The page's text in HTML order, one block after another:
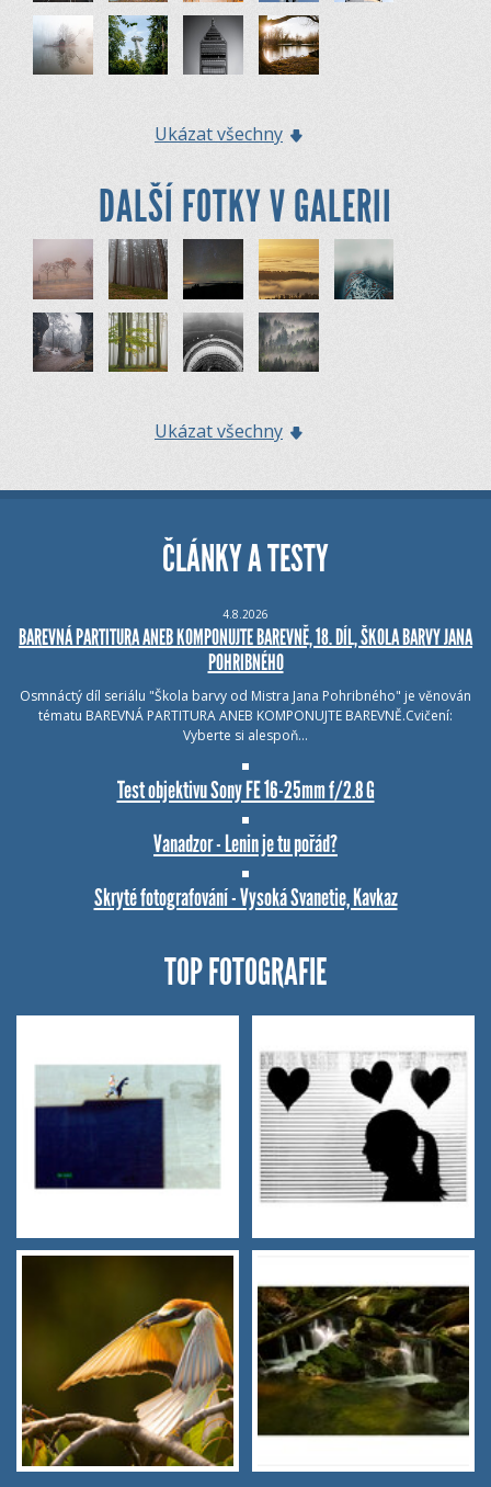
Ukázat všechny
DALŠÍ FOTKY V GALERII
Ukázat všechny
ČLÁNKY A TESTY
4.8.2026
BAREVNÁ PARTITURA ANEB KOMPONUJTE BAREVNĚ, 18. DÍL, ŠKOLA BARVY JANA
POHRIBNÉHO
Osmnáctý díl seriálu "Škola barvy od Mistra Jana Pohribného" je věnován
tématu BAREVNÁ PARTITURA ANEB KOMPONUJTE BAREVNĚ.Cvičení:
Vyberte si alespoň…
Test objektivu Sony FE 16-25mm f/2.8 G
Vanadzor - Lenin je tu pořád?
Skryté fotografování - Vysoká Svanetie, Kavkaz
TOP FOTOGRAFIE